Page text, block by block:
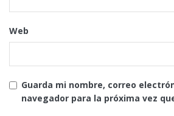
Web
Guarda mi nombre, correo
navegador para la próxima vez